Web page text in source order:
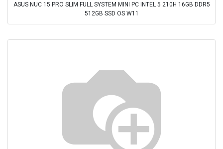
ASUS NUC 15 PRO SLIM FULL SYSTEM MINI PC INTEL 5 210H 16GB DDR5
512GB SSD OS W11